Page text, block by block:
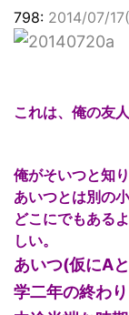
798: 2014/07/
これは、俺の友
俺がそいつと知
あいつとは別の
どこにでもある
しい。
あいつ(仮にA
学二年の終わ